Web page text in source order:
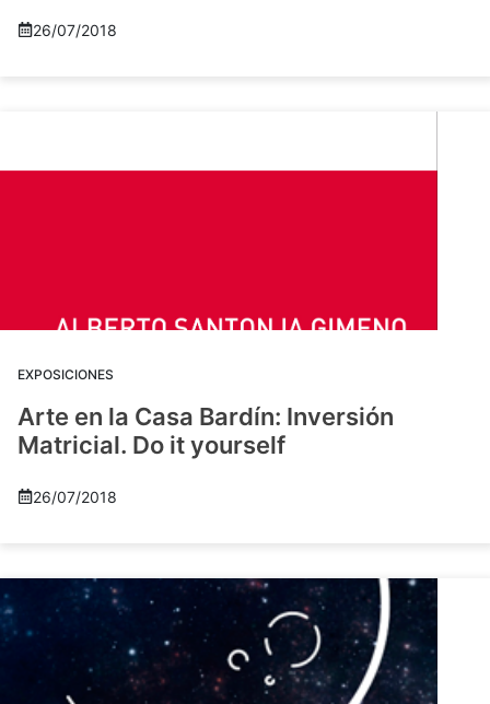
26/07/2018
EXPOSICIONES
Arte en la Casa Bardín: Inversión
Matricial. Do it yourself
26/07/2018